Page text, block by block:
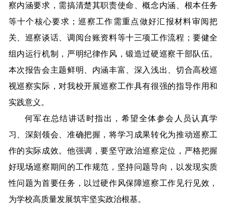
察内涵要求，需搞清楚其职责使命、概念内涵、根本任务
等十个核心要求；巡察工作需重点做好汇报材料审阅把
关、巡察谈话、调阅台账资料等十三项工作流程；要健全
组内运行机制，严明纪律作风，锻造过硬巡察干部队伍。
本次报告会主题鲜明、内涵丰富、深入浅出、切合高校巡
视巡察实际，对我校开展巡察工作具有很强的指导作用和
实践意义。
何军在总结讲话时指出，希望全体参会人员认真学
习、深刻领会、准确把握，将学习成果转化为推动巡察工
作的实际成效。他强调，要坚守政治巡察定位，严格把握
好现场巡察期间的工作规范，坚持问题导向，以发现实质
性问题为首要任务，以过硬作风保障巡察工作见行见效，
为学校高质量发展筑牢坚实政治根基。